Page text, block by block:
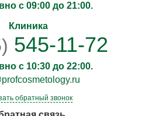
с 09:00 до 21:00.
Клиника
545-11-72
с 10:30 до 22:00.
обратный звонок